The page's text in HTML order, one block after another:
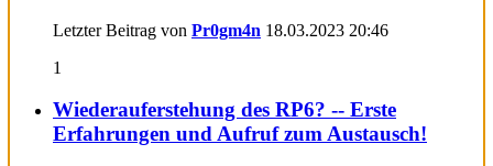
Letzter Beitrag von Pr0gm4n 18.03.2023 20:46
1
Wiederauferstehung des RP6? -- Erste
Erfahrungen und Aufruf zum Austausch!